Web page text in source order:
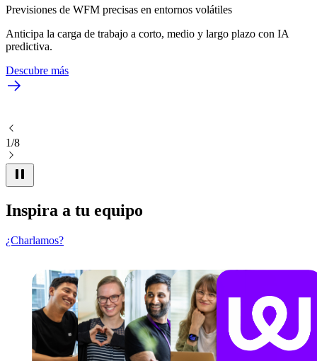
Previsiones de WFM precisas en entornos volátiles
Anticipa la carga de trabajo a corto, medio y largo plazo con IA
predictiva.
Descubre más
1/8
Inspira a tu equipo
¿Charlamos?